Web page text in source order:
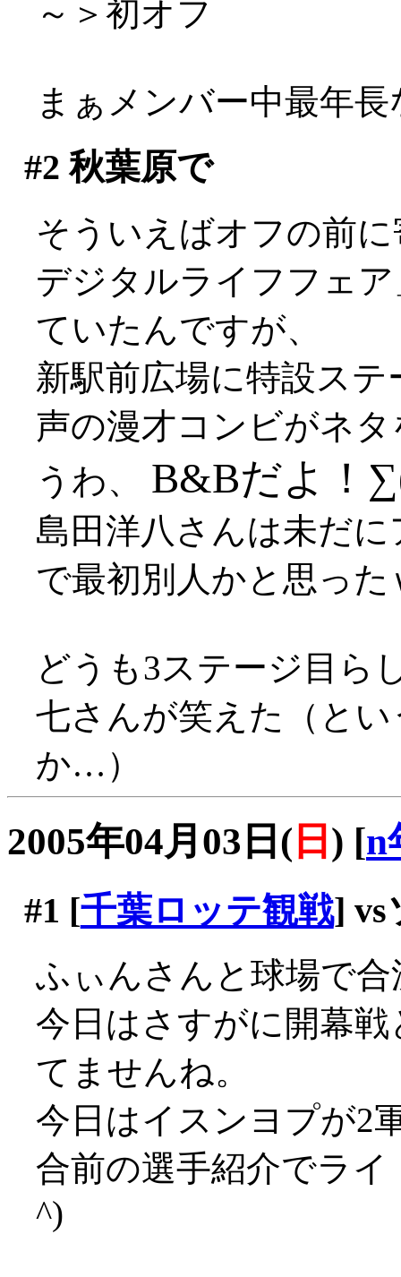
～＞初オフ
まぁメンバー中最年
#2 秋葉原で
そういえばオフの前
デジタルライフフェ
ていたんですが、
新駅前広場に特設ス
声の漫才コンビがネ
うわ、 B&Bだよ！
島田洋八さんは未だ
で最初別人かと思った
どうも3ステージ目ら
七さんが笑えた（と
か…）
2005年04月03日( 日 ) [n
#1 [千葉ロッテ観戦] vs
ふぃんさんと球場で合
今日はさすがに開幕
てませんね。
今日はイスンヨプが2
合前の選手紹介でラ
^)